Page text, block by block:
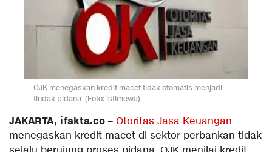
OJK menegaskan kredit macet tidak otomatis menjadi
tindak pidana. (Foto: istimewa).
JAKARTA, ifakta.co – Otoritas Jasa Keuangan
menegaskan kredit macet di sektor perbankan tidak